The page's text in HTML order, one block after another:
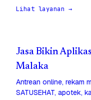
Lihat layanan →
Jasa Bikin
Malaka
Antrean online, rekam
SATUSEHAT, apotek,